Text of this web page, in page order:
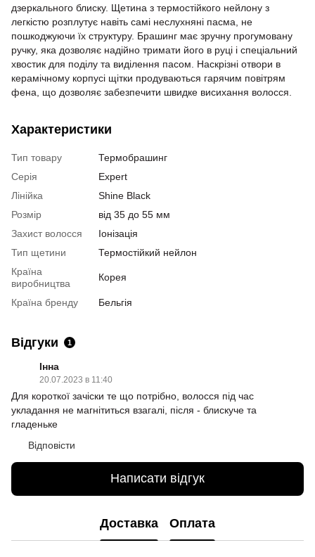
дзеркального блиску. Щетина з термостійкого нейлону з
легкістю розплутує навіть самі неслухняні пасма, не
пошкоджуючи їх структуру. Брашинг має зручну прогумовану
ручку, яка дозволяє надійно тримати його в руці і спеціальний
хвостик для поділу та виділення пасом. Наскрізні отвори в
керамічному корпусі щітки продуваються гарячим повітрям
фена, що дозволяє забезпечити швидке висихання волосся.
Характеристики
Тип товару
Термобрашинг
Серія
Expert
Лінійка
Shine Black
Розмір
від 35 до 55 мм
Захист волосся
Іонізація
Тип щетини
Термостійкий нейлон
Країна
виробництва
Корея
Країна бренду Бельгія
Відгуки 1
Інна
20.07.2023 в 11:40
Для короткої зачіски те що потрібно, волосся під час
укладання не магнітиться взагалі, після - блискуче та
гладеньке
Відповісти
Написати відгук
Доставка Оплата